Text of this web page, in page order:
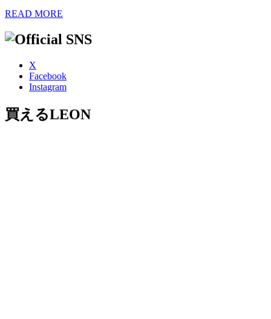
READ MORE
X
Facebook
Instagram
買えるLEON